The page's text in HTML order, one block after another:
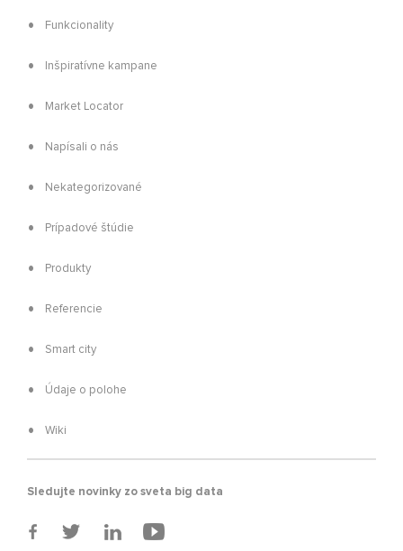
Funkcionality
Inšpiratívne kampane
Market Locator
Napísali o nás
Nekategorizované
Prípadové štúdie
Produkty
Referencie
Smart city
Údaje o polohe
Wiki
Sledujte novinky zo sveta big data